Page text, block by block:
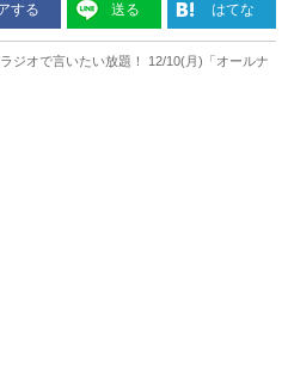
する 送る はてな
ジオで言いたい放題！ 12/10(月)「オールナ